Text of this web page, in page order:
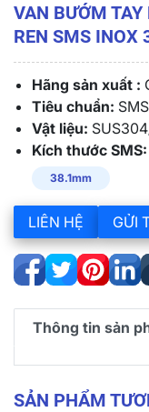
VAN BƯỚM
REN SMS INOX
Hãng sản xuất :
Tiêu chuẩn: SMS
Vật liệu:
Kích thước SMS:
38.1mm
LIÊN HỆ GỬI
Thông tin sản
SẢN PHẨM